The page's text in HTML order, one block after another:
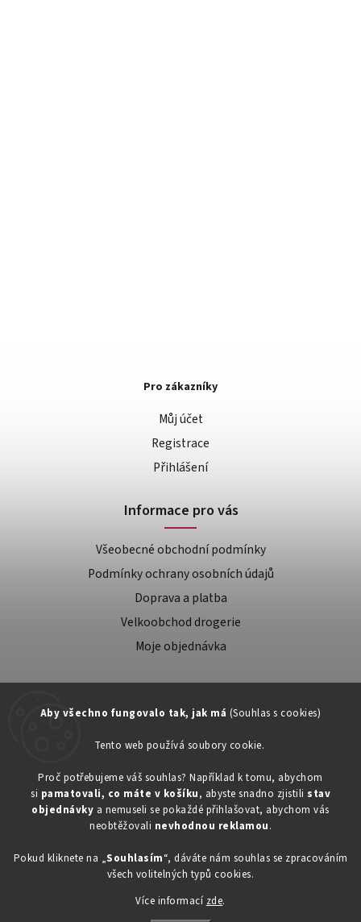
Aby všechno fungovalo tak, jak má (Souhlas s cookies)
Tento web používá soubory cookie.
Proč potřebujeme váš souhlas? Například k tomu, abychom
si pamatovali, co máte v košíku, abyste snadno zjistili stav
objednávky a nemuseli se pokaždé přihlašovat, abychom vás
neobtěžovali nevhodnou reklamou.
Pokud kliknete na „Souhlasím“, dáváte nám souhlas se zpracováním
všech volitelných typů cookies.
Více informací zde.
734603917
eshop@toner-rl.cz
Pro zákazníky
Můj účet
Registrace
Přihlášení
Informace pro vás
Všeobecné obchodní podmínky
Podmínky ochrany osobních údajů
Doprava a platba
Velkoobchod drogerie
Moje objednávka
Copyright 2026Drogerka24.cz. Všechna práva vyhrazena.